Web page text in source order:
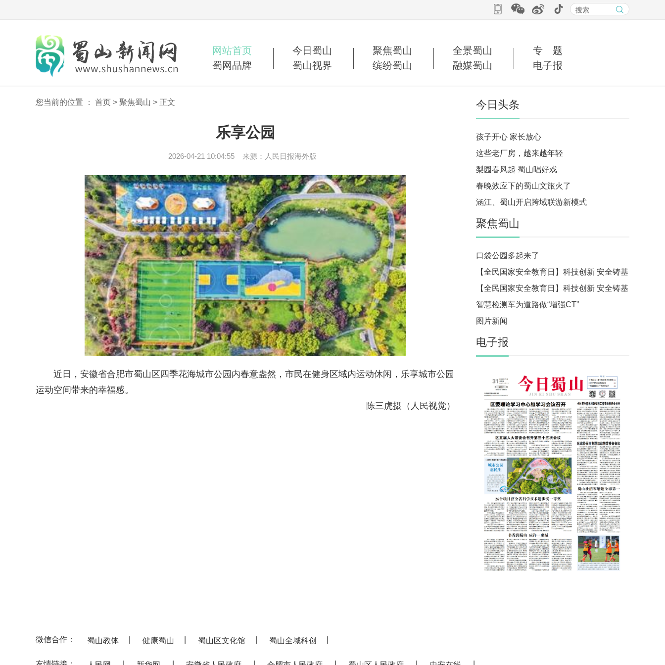
网站首页 今日蜀山 聚焦蜀山 全景蜀山
专 题
蜀网品牌
蜀山视界 缤纷蜀山 融媒蜀山 电子报
您当前的位置 ： 首页 > 聚焦蜀山 > 正文
乐享公园
2026-04-21 10:04:55 来源：人民日报海外版
近日，安徽省合肥市蜀山区四季花海城市公园内春意盎然，市民在健身区域内运动休闲，乐享城市公园
运动空间带来的幸福感。
陈三虎摄（人民视觉）
今日头条
孩子开心 家长放心
这些老厂房，越来越年轻
梨园春风起 蜀山唱好戏
春晚效应下的蜀山文旅火了
涵江、蜀山开启跨域联游新模式
聚焦蜀山
口袋公园多起来了
【全民国家安全教育日】科技创新 安全铸基
【全民国家安全教育日】科技创新 安全铸基
智慧检测车为道路做“增强CT”
图片新闻
电子报
微信合作： 蜀山教体 健康蜀山 蜀山区文化馆 蜀山全域科创